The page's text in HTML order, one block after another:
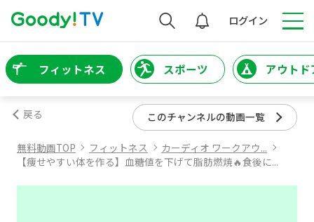
検索 ログイン
フィットネス スポーツ アウトド
戻る このチャンネルの動画一覧
無料動画TOP フィットネス
カーディオ ワークアウ...
【痩せやすい体を作る】血糖値を下げて脂肪燃焼🔥食後に...